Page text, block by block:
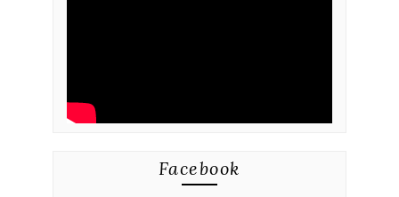
Facebook